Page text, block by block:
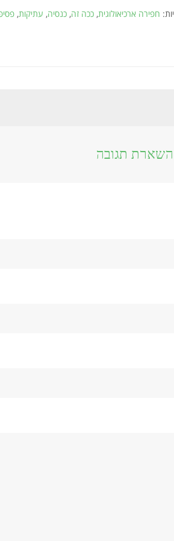
חפירה ארכיאולוגית,ככה זה,כנסיה, עתיקות,
השארת תגובה